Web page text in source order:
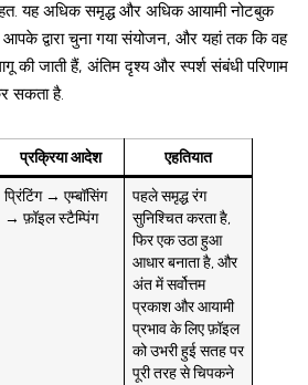
यह अधिक समृद्ध और अधिक आयामी नोटबुक
आपके द्वारा चुना गया संयोजन, और यहां तक ​​कि वह
की जाती हैं, अंतिम दृश्य और स्पर्श संबंधी परिणाम
सकता है.
प्रक्रिया आदेश एहतियात
प्रिंटिंग → एम्बॉसिंग
→ फ़ॉइल स्टैम्पिंग
पहले समृद्ध रंग
सुनिश्चित करता है,
फिर एक उठा हुआ
आधार बनाता है, और
अंत में सर्वोत्तम
प्रकाश और आयामी
प्रभाव के लिए फ़ॉइल
को उभरी हुई सतह पर
पूरी तरह से चिपकने